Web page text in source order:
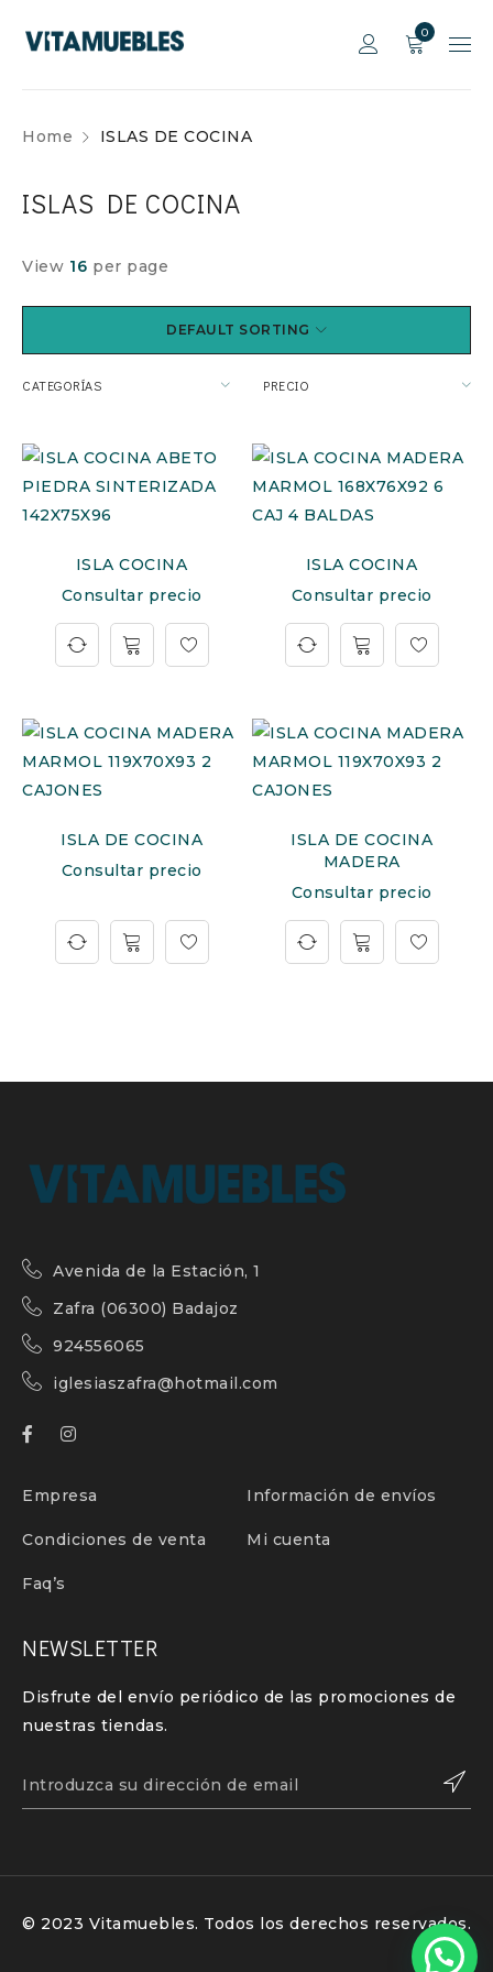
0
Home ISLAS DE COCINA
ISLAS DE COCINA
DEFAULT SORTING
View 16 per page
CATEGORÍAS PRECIO
ISLA COCINA
Consultar precio
ISLA COCINA
Consultar precio
ISLA DE COCINA
Consultar precio
ISLA DE COCINA
MADERA
Consultar precio
Avenida de la Estación, 1
Zafra (06300) Badajoz
924556065
iglesiaszafra@hotmail.com
Empresa Información de envíos
Condiciones de venta Mi cuenta
Faq’s
NEWSLETTER
Disfrute del envío periódico de las promociones de
nuestras tiendas.
© 2023 Vitamuebles. Todos los derechos reservados.